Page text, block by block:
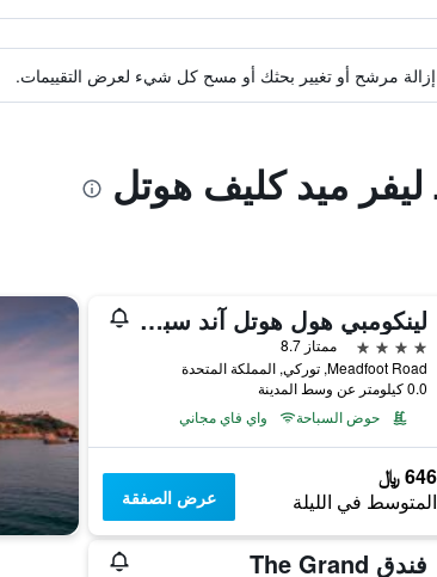
إزالة مرشح أو تغيير بحثك أو مسح كل شيء لعرض التقييمات.
ليفر ميد كليف هوتل
لينكومبي هول هوتل آند سبا - جست فور أدلتس
4 نجوم
ممتاز 8.7
Meadfoot Road, توركي, المملكة المتحدة
0.0 كيلومتر عن وسط المدينة
حوض السباحة
واي فاي مجاني
646 ﷼
المتوسط في الليلة عرض الصفقة
فندق The Grand